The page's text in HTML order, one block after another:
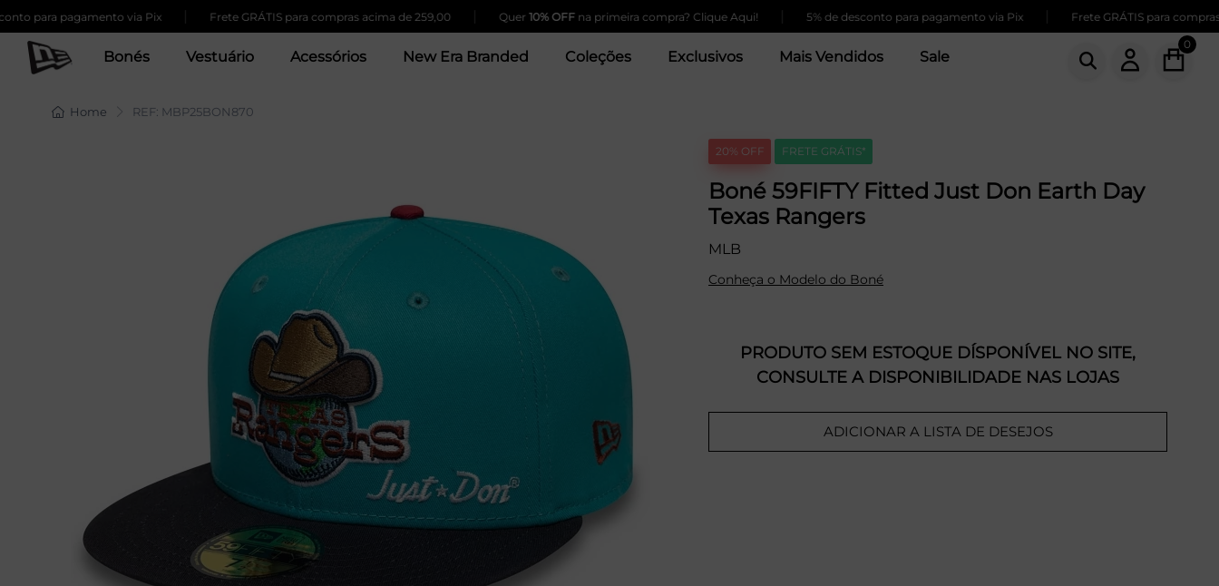
pagamento via Pix | Frete GRÁTIS para compras acima de 259,00 | 10% OFFna primeira compra? Clique Aqui! | 5% de desconto para pagamento via Pix | Frete GRÁTIS para compras
Bonés Vestuário Acessórios New Era Branded Coleções Exclusivos Mais Vendidos Sale
0
Home REF: MBP25BON870
20% OFF FRETE GRÁTIS*
Boné 59FIFTY Fitted Just Don Earth Day
Texas Rangers
MLB
Conheça o Modelo do Boné
PRODUTO SEM ESTOQUE DÍSPONÍVEL NO SITE,
CONSULTE A DISPONIBILIDADE NAS LOJAS
ADICIONAR A LISTA DE DESEJOS